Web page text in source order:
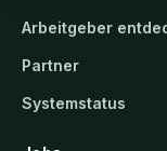
Arbeitgeber
Partner
Systemstatus